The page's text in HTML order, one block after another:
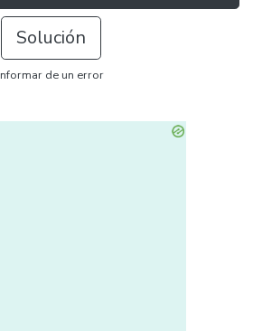
Solución
de un error